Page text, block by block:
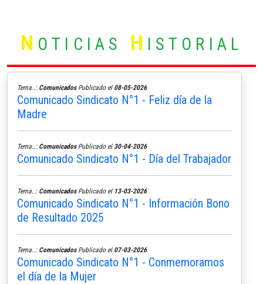
N OTICIAS H ISTORIAL
Tema..: ComunicadosPublicado el 08-05-2026
Comunicado Sindicato N°1 - Feliz día de la
Madre
Tema..: ComunicadosPublicado el 30-04-2026
Comunicado Sindicato N°1 - Día del Trabajador
Tema..: ComunicadosPublicado el 13-03-2026
Comunicado Sindicato N°1 - Información Bono
de Resultado 2025
Tema..: ComunicadosPublicado el 07-03-2026
Comunicado Sindicato N°1 - Conmemoramos
el día de la Mujer